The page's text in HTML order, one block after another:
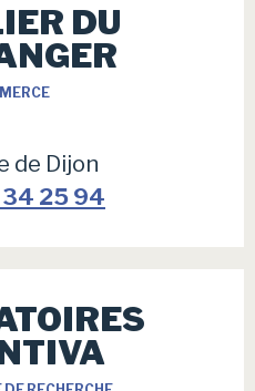
DU
de Dijon
25 94